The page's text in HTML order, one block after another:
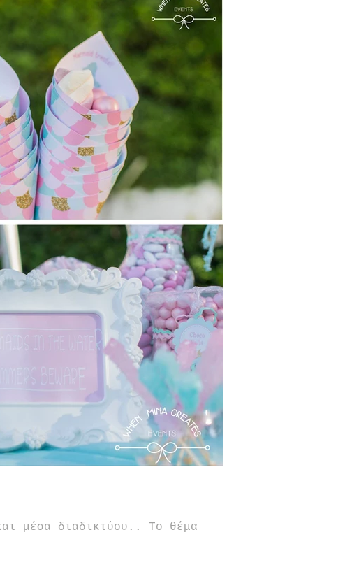
μέσα διαδικτύου.. Το θέμα